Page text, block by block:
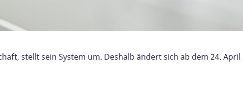
stellt sein System um. Deshalb ändert sich ab dem 24.